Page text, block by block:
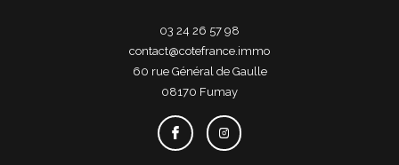
03 24 26 57 98
contact@cotefrance.immo
60 rue Général de Gaulle
08170
fumay